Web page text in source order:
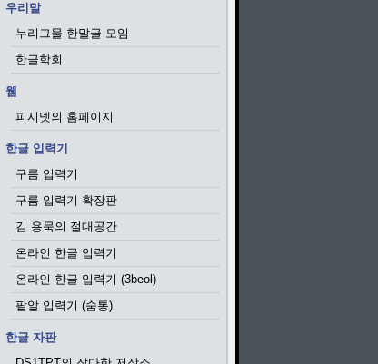
우리말
누리그물 한말글 모임
한글학회
웹
피시넷의 홈페이지
한글 입력기
구름 입력기
구름 입력기 확장판
김 용묵의 절대공간
온라인 한글 입력기
온라인 한글 입력기 (3beol)
팥알 입력기 (숨통)
한글 자판